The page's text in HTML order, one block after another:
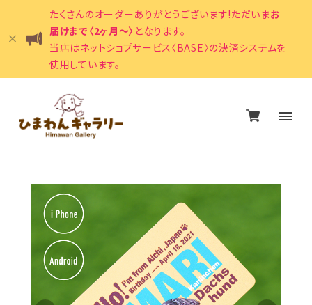
たくさんのオーダーありがとうございます!ただいまお
届けまで〈2ヶ月〜〉 となります。
当店はネットショプサービス〈BASE〉の決済システムを
使用しています。